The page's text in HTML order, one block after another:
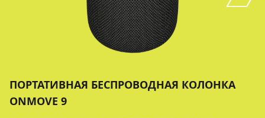
ПОРТАТИВНАЯ БЕСПРОВОДНАЯ КОЛОНКА
ONMOVE 9